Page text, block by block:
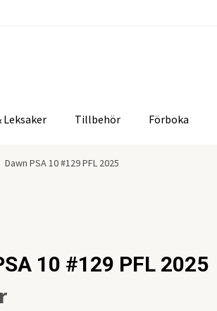
Leksaker Tillbehör Förboka
Dawn PSA 10 #129 PFL 2025
10 #129 PFL 2025